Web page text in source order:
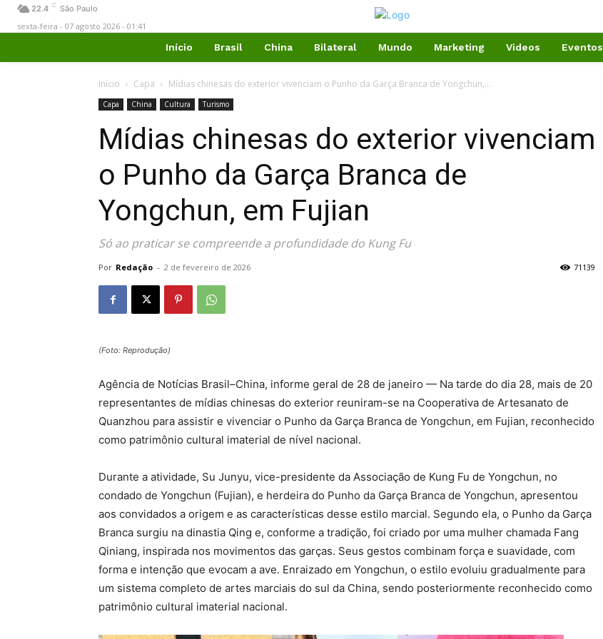
22.4 C São Paulo
sexta-feira - 07 agosto 2026 - 01:41
Início Brasil China Bilateral Mundo Marketing Videos Eventos
Início Capa Mídias chinesas do exterior vivenciam o Punho da Garça Branca de Yongchun,...
Capa China Cultura Turismo
Mídias chinesas do exterior vivenciam
o Punho da Garça Branca de
Yongchun, em Fujian
Só ao praticar se compreende a profundidade do Kung Fu
Por Redação - 2 de fevereiro de 2026 71139
(Foto: Reprodução)
Agência de Notícias Brasil–China, informe geral de 28 de janeiro — Na tarde do dia 28, mais de 20
representantes de mídias chinesas do exterior reuniram-se na Cooperativa de Artesanato de
Quanzhou para assistir e vivenciar o Punho da Garça Branca de Yongchun, em Fujian, reconhecido
como patrimônio cultural imaterial de nível nacional.
Durante a atividade, Su Junyu, vice-presidente da Associação de Kung Fu de Yongchun, no
condado de Yongchun (Fujian), e herdeira do Punho da Garça Branca de Yongchun, apresentou
aos convidados a origem e as características desse estilo marcial. Segundo ela, o Punho da Garça
Branca surgiu na dinastia Qing e, conforme a tradição, foi criado por uma mulher chamada Fang
Qiniang, inspirada nos movimentos das garças. Seus gestos combinam força e suavidade, com
forma e intenção que evocam a ave. Enraizado em Yongchun, o estilo evoluiu gradualmente para
um sistema completo de artes marciais do sul da China, sendo posteriormente reconhecido como
patrimônio cultural imaterial nacional.